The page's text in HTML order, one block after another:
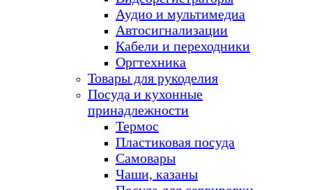
Аудио и мультимедиа
Автосигнализации
Кабели и переходники
Оргтехника
Товары для рукоделия
Посуда и кухонные
принадлежности
Термос
Пластиковая посуда
Самовары
Чаши, казаны